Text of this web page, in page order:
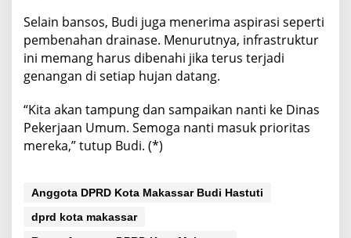
Selain bansos, Budi juga menerima aspirasi seperti
pembenahan drainase. Menurutnya, infrastruktur
ini memang harus dibenahi jika terus terjadi
genangan di setiap hujan datang.
“Kita akan tampung dan sampaikan nanti ke Dinas
Pekerjaan Umum. Semoga nanti masuk prioritas
mereka,” tutup Budi. (*)
Anggota DPRD Kota Makassar Budi Hastuti
dprd kota makassar